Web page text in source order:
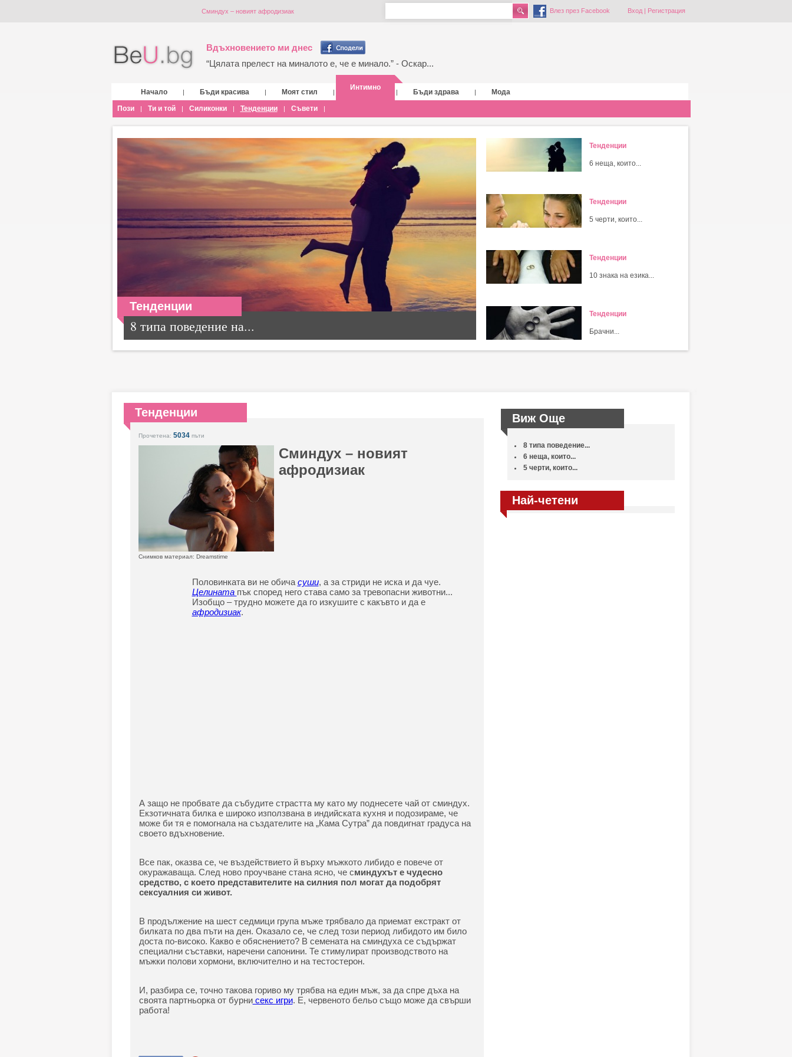
Сминдух – новият афродизиак Влез през Facebook Вход| Регистрация
Вдъхновението ми днес
“Цялата прелест на миналото е, че е минало.” - Оскар...
Начало | Бъди красива | Моят стил |
Интимно
| Бъди здрава |
Мода
Пози
| Ти и той | Силиконки | Тенденции | Съвети |
Тенденции
8 типа поведение на...
Тенденции
6 неща, които...
Тенденции
5 черти, които...
Тенденции
10 знака на езика...
Тенденции
Брачни...
Тенденции
Прочетена: 5034пъти
Сминдух – новият
афродизиак
Снимков материал: Dreamstime
Половинката ви не обича суши, а за стриди не иска и да чуе.
Целината пък според него става само за тревопасни животни...
Изобщо – трудно можете да го изкушите с какъвто и да е
афродизиак.
А защо не пробвате да събудите страстта му като му поднесете чай от сминдух.
Екзотичната билка е широко използвана в индийската кухня и подозираме, че
може би тя е помогнала на създателите на „Кама Сутра” да повдигнат градуса на
своето вдъхновение.
Все пак, оказва се, че въздействието й върху мъжкото либидо е повече от
окуражаваща. След ново проучване стана ясно, че сминдухът е чудесно
средство, с което представителите на силния пол могат да подобрят
сексуалния си живот.
В продължение на шест седмици група мъже трябвало да приемат екстракт от
билката по два пъти на ден. Оказало се, че след този период либидото им било
доста по-високо. Какво е обяснението? В семената на сминдуха се съдържат
специални съставки, наречени сапонини. Те стимулират производството на
мъжки полови хормони, включително и на тестостерон.
И, разбира се, точно такова гориво му трябва на един мъж, за да спре дъха на
своята партньорка от бурнисекс игри. Е, червеното бельо също може да свърши
работа!
Виж Още
8 типа поведение...
6 неща, които...
5 черти, които...
Най-четени